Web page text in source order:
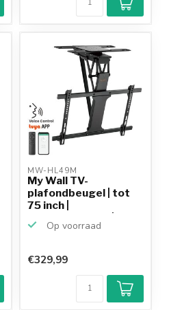
MW-HL49M
My Wall TV-
plafondbeugel | tot
75 inch |
gemotoriseerd | ...
Op voorraad
€329,99